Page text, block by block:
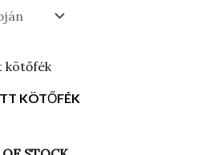
KÖTŐFÉK